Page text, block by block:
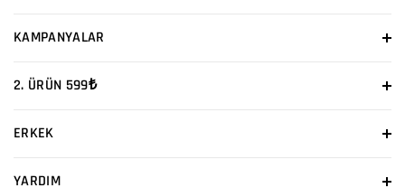
KAMPANYALAR
2. ÜRÜN 599₺
ERKEK
YARDIM